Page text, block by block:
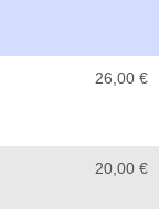
26,00 €
20,00 €